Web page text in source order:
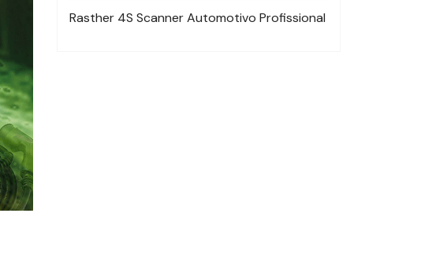
Rasther 4S Scanner Automotivo Profissional